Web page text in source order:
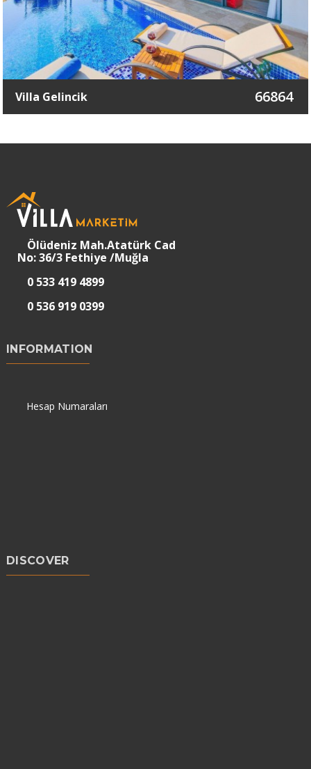
Villa Gelincik 66864
Ölüdeniz Mah.Atatürk Cad
No: 36/3 Fethiye /Muğla
0 533 419 4899
0 536 919 0399
INFORMATION
Hesap Numaraları
DISCOVER